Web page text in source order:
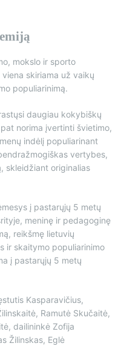
mokslo ir sporto
skiriama už vaikų
populiarinimą.
daugiau kokybiškų
norima įvertinti švietimo,
indėlį populiarinant
vertybes,
skleidžiant originalias
į pastarųjų 5 metų
meninę ir pedagoginę
reikšmę lietuvių
ir skaitymo populiarinimo
į pastarųjų 5 metų
Kasparavičius,
Ramutė Skučaitė,
dailininkė Zofija
Žilinskas, Eglė